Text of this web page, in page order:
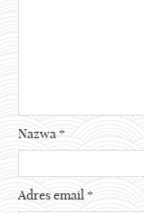
Nazwa*
Adres email*